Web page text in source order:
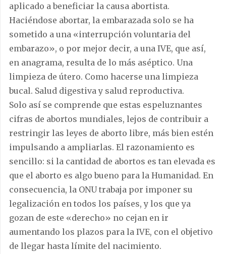
aplicado a beneficiar la causa abortista.
Haciéndose abortar, la embarazada solo se ha
sometido a una «interrupción voluntaria del
embarazo», o por mejor decir, a una IVE, que así,
en anagrama, resulta de lo más aséptico. Una
limpieza de útero. Como hacerse una limpieza
bucal. Salud digestiva y salud reproductiva.
Solo así se comprende que estas espeluznantes
cifras de abortos mundiales, lejos de contribuir a
restringir las leyes de aborto libre, más bien estén
impulsando a ampliarlas. El razonamiento es
sencillo: si la cantidad de abortos es tan elevada es
que el aborto es algo bueno para la Humanidad. En
consecuencia, la ONU trabaja por imponer su
legalización en todos los países, y los que ya
gozan de este «derecho» no cejan en ir
aumentando los plazos para la IVE, con el objetivo
de llegar hasta límite del nacimiento.